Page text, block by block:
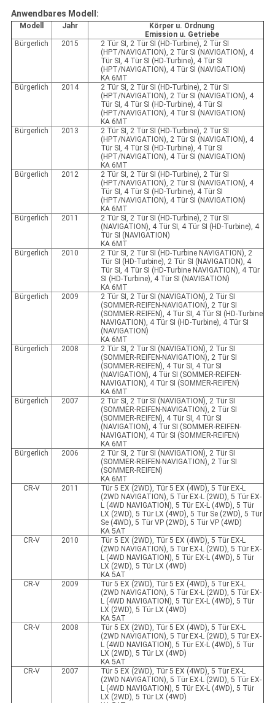
Anwendbares Modell:
Modell Jahr
Körper u. Ordnung
Emission u. Getriebe
Bürgerlich
2015
2 Tür SI, 2 Tür SI (HD-Turbine), 2 Tür SI
(HPT/NAVIGATION), 2 Tür SI (NAVIGATION), 4
Tür SI, 4 Tür SI (HD-Turbine), 4 Tür SI
(HPT/NAVIGATION), 4 Tür SI (NAVIGATION)
KA 6MT
Bürgerlich
2014
2 Tür SI, 2 Tür SI (HD-Turbine), 2 Tür SI
(HPT/NAVIGATION), 2 Tür SI (NAVIGATION), 4
Tür SI, 4 Tür SI (HD-Turbine), 4 Tür SI
(HPT/NAVIGATION), 4 Tür SI (NAVIGATION)
KA 6MT
Bürgerlich
2013
2 Tür SI, 2 Tür SI (HD-Turbine), 2 Tür SI
(HPT/NAVIGATION), 2 Tür SI (NAVIGATION), 4
Tür SI, 4 Tür SI (HD-Turbine), 4 Tür SI
(HPT/NAVIGATION), 4 Tür SI (NAVIGATION)
KA 6MT
Bürgerlich
2012
2 Tür SI, 2 Tür SI (HD-Turbine), 2 Tür SI
(HPT/NAVIGATION), 2 Tür SI (NAVIGATION), 4
Tür SI, 4 Tür SI (HD-Turbine), 4 Tür SI
(HPT/NAVIGATION), 4 Tür SI (NAVIGATION)
KA 6MT
Bürgerlich
2011
2 Tür SI, 2 Tür SI (HD-Turbine), 2 Tür SI
(NAVIGATION), 4 Tür SI, 4 Tür SI (HD-Turbine), 4
Tür SI (NAVIGATION)
KA 6MT
Bürgerlich
2010
2 Tür SI, 2 Tür SI (HD-Turbine NAVIGATION), 2
Tür SI (HD-Turbine), 2 Tür SI (NAVIGATION), 4
Tür SI, 4 Tür SI (HD-Turbine NAVIGATION), 4 Tür
SI (HD-Turbine), 4 Tür SI (NAVIGATION)
KA 6MT
Bürgerlich
2009
2 Tür SI, 2 Tür SI (NAVIGATION), 2 Tür SI
(SOMMER-REIFEN-NAVIGATION), 2 Tür SI
(SOMMER-REIFEN), 4 Tür SI, 4 Tür SI (HD-Turbine
NAVIGATION), 4 Tür SI (HD-Turbine), 4 Tür SI
(NAVIGATION)
KA 6MT
Bürgerlich
2008
2 Tür SI, 2 Tür SI (NAVIGATION), 2 Tür SI
(SOMMER-REIFEN-NAVIGATION), 2 Tür SI
(SOMMER-REIFEN), 4 Tür SI, 4 Tür SI
(NAVIGATION), 4 Tür SI (SOMMER-REIFEN-
NAVIGATION), 4 Tür SI (SOMMER-REIFEN)
KA 6MT
Bürgerlich
2007
2 Tür SI, 2 Tür SI (NAVIGATION), 2 Tür SI
(SOMMER-REIFEN-NAVIGATION), 2 Tür SI
(SOMMER-REIFEN), 4 Tür SI, 4 Tür SI
(NAVIGATION), 4 Tür SI (SOMMER-REIFEN-
NAVIGATION), 4 Tür SI (SOMMER-REIFEN)
KA 6MT
Bürgerlich
2006
2 Tür SI, 2 Tür SI (NAVIGATION), 2 Tür SI
(SOMMER-REIFEN-NAVIGATION), 2 Tür SI
(SOMMER-REIFEN)
KA 6MT
CR-V
2011
Tür 5 EX (2WD), Tür 5 EX (4WD), 5 Tür EX-L
(2WD NAVIGATION), 5 Tür EX-L (2WD), 5 Tür EX-
L (4WD NAVIGATION), 5 Tür EX-L (4WD), 5 Tür
LX (2WD), 5 Tür LX (4WD), 5 Tür Se (2WD), 5 Tür
Se (4WD), 5 Tür VP (2WD), 5 Tür VP (4WD)
KA 5AT
CR-V
2010
Tür 5 EX (2WD), Tür 5 EX (4WD), 5 Tür EX-L
(2WD NAVIGATION), 5 Tür EX-L (2WD), 5 Tür EX-
L (4WD NAVIGATION), 5 Tür EX-L (4WD), 5 Tür
LX (2WD), 5 Tür LX (4WD)
KA 5AT
CR-V
2009
Tür 5 EX (2WD), Tür 5 EX (4WD), 5 Tür EX-L
(2WD NAVIGATION), 5 Tür EX-L (2WD), 5 Tür EX-
L (4WD NAVIGATION), 5 Tür EX-L (4WD), 5 Tür
LX (2WD), 5 Tür LX (4WD)
KA 5AT
CR-V
2008
Tür 5 EX (2WD), Tür 5 EX (4WD), 5 Tür EX-L
(2WD NAVIGATION), 5 Tür EX-L (2WD), 5 Tür EX-
L (4WD NAVIGATION), 5 Tür EX-L (4WD), 5 Tür
LX (2WD), 5 Tür LX (4WD)
KA 5AT
CR-V
2007
Tür 5 EX (2WD), Tür 5 EX (4WD), 5 Tür EX-L
(2WD NAVIGATION), 5 Tür EX-L (2WD), 5 Tür EX-
L (4WD NAVIGATION), 5 Tür EX-L (4WD), 5 Tür
LX (2WD), 5 Tür LX (4WD)